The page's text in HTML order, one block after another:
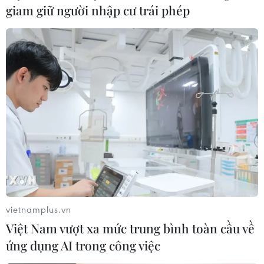
Xem trực tiếp Indonesia-Việt Nam tại
ASEAN Cup 2026 trên kênh nào?
03/08/2026 09:21
Đội tuyển Việt Nam đặt mục
tiêu 3 điểm, cảnh báo Indonesia
trước giờ G
03/08/2026 07:39
ASEAN Cup 2026: Indonesia tổn thất
lực lượng trước trận quyết đấu tuyển
Việt Nam
03/08/2026 07:21
giam giữ người nhập cư trái phép
vietnamplus.vn
Việt Nam vượt xa mức trung bình toàn cầu về
ứng dụng AI trong công việc